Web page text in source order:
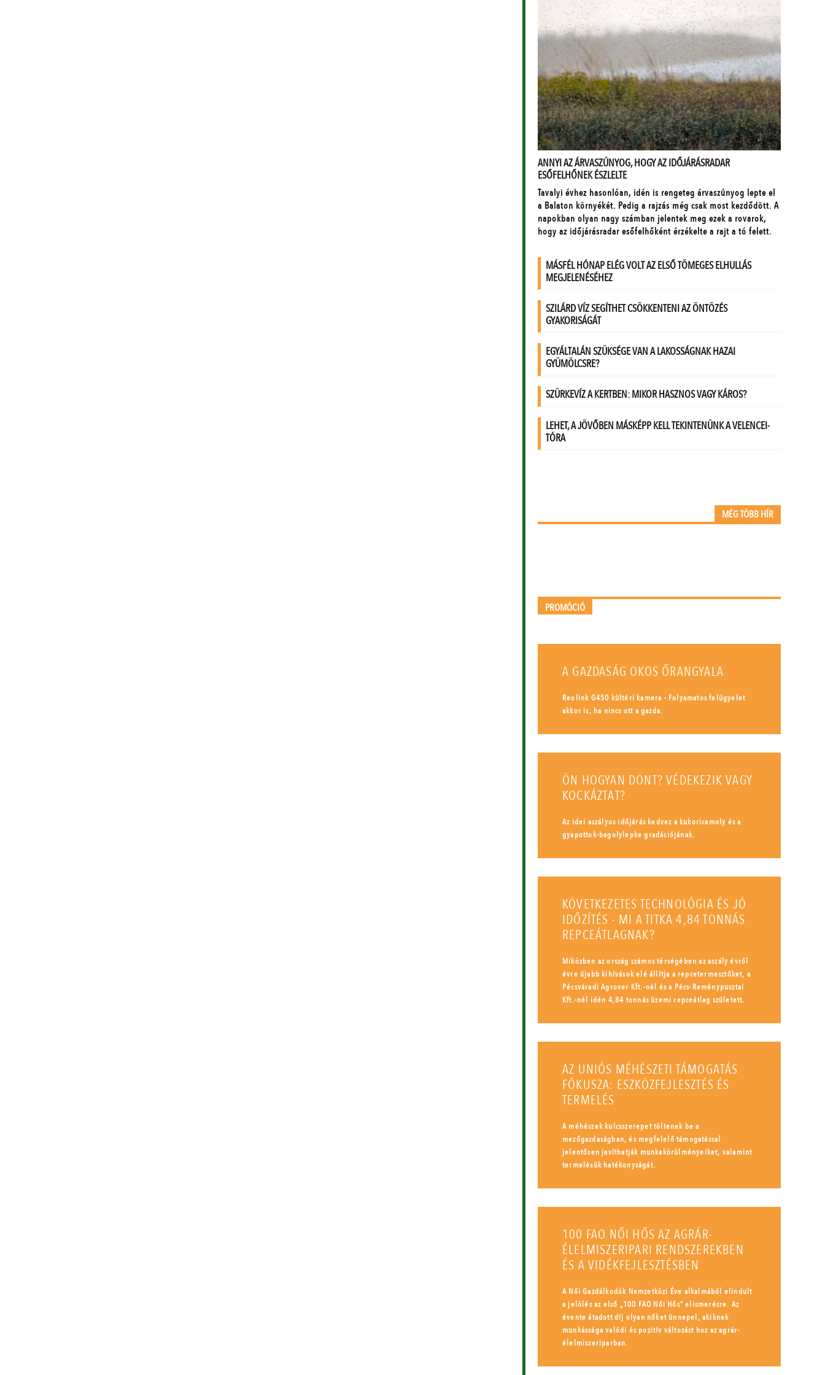
MÉG TÖBB HÍR
PROMÓCIÓ
A GAZDASÁG OKOS ŐRANGYALA
Reolink G450 kültéri kamera - Folyamatos felügyelet
akkor is, ha nincs ott a gazda.
ÖN HOGYAN DÖNT? VÉDEKEZIK VAGY
KOCKÁZTAT?
Az idei aszályos időjárás kedvez a kukoricamoly és a
gyapottok-bagolylepke gradációjának.
KÖVETKEZETES TECHNOLÓGIA ÉS JÓ
IDŐZÍTÉS - MI A TITKA 4,84 TONNÁS
REPCEÁTLAGNAK?
Miközben az ország számos térségében az aszály évről
évre újabb kihívások elé állítja a repcetermesztőket, a
Pécsváradi Agrover Kft.-nél és a Pécs-Reménypusztai
Kft.-nél idén 4,84 tonnás üzemi repceátlag született.
AZ UNIÓS MÉHÉSZETI TÁMOGATÁS
FÓKUSZA: ESZKÖZFEJLESZTÉS ÉS
TERMELÉS
A méhészek kulcsszerepet töltenek be a
mezőgazdaságban, és megfelelő támogatással
jelentősen javíthatják munkakörülményeiket, valamint
termelésük hatékonyságát.
100 FAO NŐI HŐS AZ AGRÁR-
ÉLELMISZERIPARI RENDSZEREKBEN
ÉS A VIDÉKFEJLESZTÉSBEN
A Női Gazdálkodók Nemzetközi Éve alkalmából elindult
a jelölés az első „100 FAO Női Hős” elismerésre. Az
évente átadott díj olyan nőket ünnepel, akiknek
munkássága valódi és pozitív változást hoz az agrár-
élelmiszeriparban.